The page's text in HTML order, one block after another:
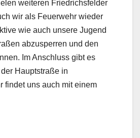
weiteren Friedrichsfelder
wir als Feuerwehr wieder
wie auch unsere Jugend
abzusperren und den
Im Anschluss gibt es
Hauptstraße in
findet uns auch mit einem